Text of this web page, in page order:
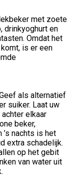
met zoete
drinkyoghurt en
Omdat het
is er een
als alternatief
suiker. Laat uw
elkaar
beker,
’s nachts is het
extra schadelijk.
op het gebit
van water uit